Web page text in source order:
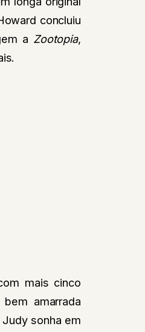
concluiu
a Zootopia,
mais cinco
amarrada
sonha em